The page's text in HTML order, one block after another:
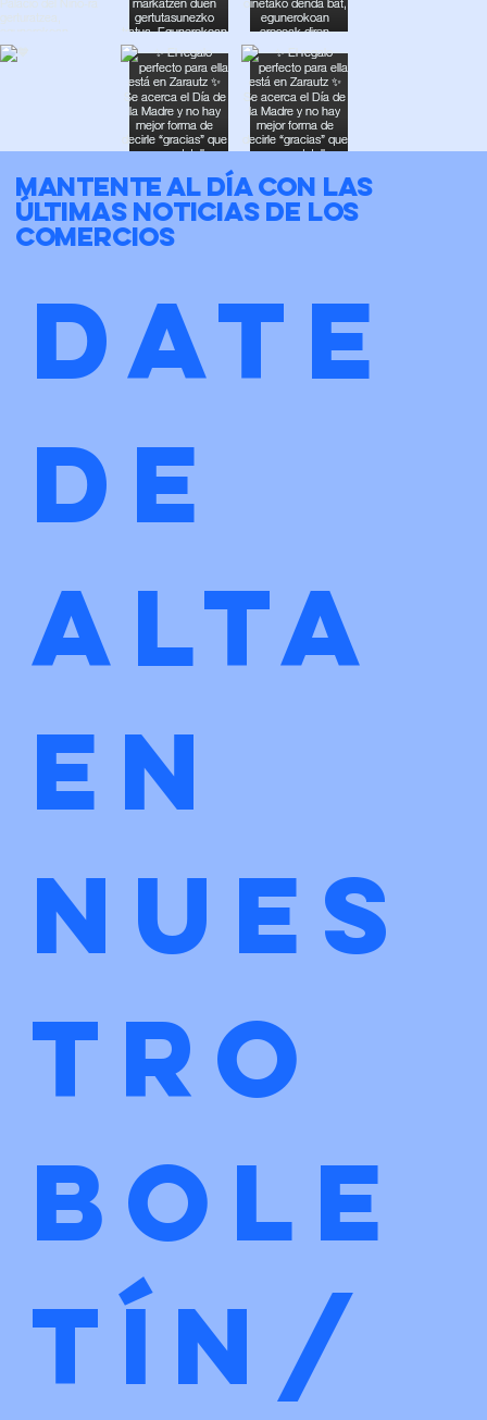
Mantente al día con las
últimas noticias de los
comercios
Date
de
alta
en
nues
tro
bole
tín/